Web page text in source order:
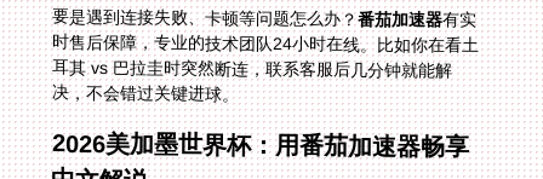
要是遇到连接失败、卡顿等问题怎么办？番茄加速器有实
时售后保障，专业的技术团队24小时在线。比如你在看土
耳其 vs 巴拉圭时突然断连，联系客服后几分钟就能解
决，不会错过关键进球。
2026美加墨世界杯：用番茄加速器畅享